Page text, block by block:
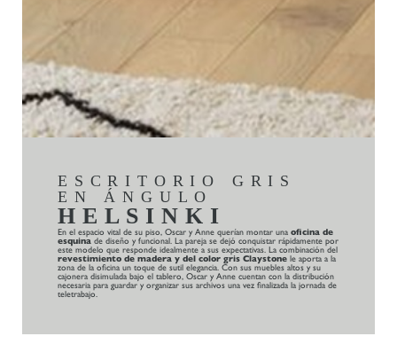
ESCRITORIO GRIS
EN ÁNGULO
HELSINKI
En el espacio vital de su piso, Oscar y Anne querían montar una oficina de
esquina de diseño y funcional. La pareja se dejó conquistar rápidamente por
este modelo que responde idealmente a sus expectativas. La combinación del
revestimiento de madera y del color gris Claystone le aporta a la
zona de la oficina un toque de sutil elegancia. Con sus muebles altos y su
cajonera disimulada bajo el tablero, Oscar y Anne cuentan con la distribución
necesaria para guardar y organizar sus archivos una vez finalizada la jornada de
teletrabajo.